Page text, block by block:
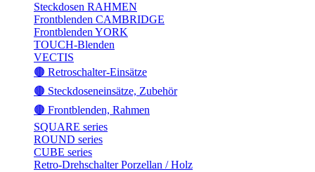
Steckdosen RAHMEN
Frontblenden CAMBRIDGE
Frontblenden YORK
TOUCH-Blenden
VECTIS
🟤 Retroschalter-Einsätze
🟤 Steckdoseneinsätze, Zubehör
🟤 Frontblenden, Rahmen
SQUARE series
ROUND series
CUBE series
Retro-Drehschalter Porzellan / Holz